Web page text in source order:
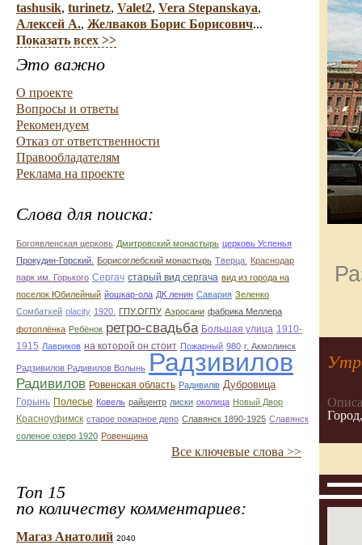
tashusik, turinetz, Valet2, Vera Stepanskaya,
Алексей А., Желваков Борис Борисович...
Показать всех >>
Это важно
О проекте
Вопросы и ответы
Рекомендуем
Отказ от ответственности
Правообладателям
Реклама на проекте
Слова для поиска:
Богоявленская церковь Дмитровский монастырь церковь Успенья
Прокудин-Горский.
Борисоглебский монастырь Тверца.
Краснодар
парк им. Горького Сергач старый вид сергача вид из города на
поселок Юбилейный йошкар-ола ДК ленин Савария Зеленко
Сомбатхей olacity 1920. ГПУ.ОГПУ Аэросани фабрика Меллера
фотоплёнка Ребёнок ретро-свадьба Большая улица 1910-
1915 Лавриков на которой он стоит Пожарный 980 г. Акмолинск
Радзивилов Радивилов Волынь Радзивилов
Радивилов Ровенская область Радивилiв Дубровица
Горынь Полесье Ковель райцентр лиски околица Новый Двор
Красноуфимск старое пожарное депо Славянск 1890-1925 Славянск
соленое озеро 1920 Ровенщина
Все ключевые слова >>
Топ 15
по количеству комментариев:
Магаз Анатолий 2040